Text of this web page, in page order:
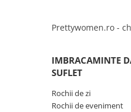
Prettywomen.ro -
IMBRACAMINTE
SUFLET
Rochii de zi
Rochii de eveniment